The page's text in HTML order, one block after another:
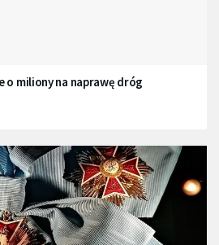
o miliony na naprawę dróg